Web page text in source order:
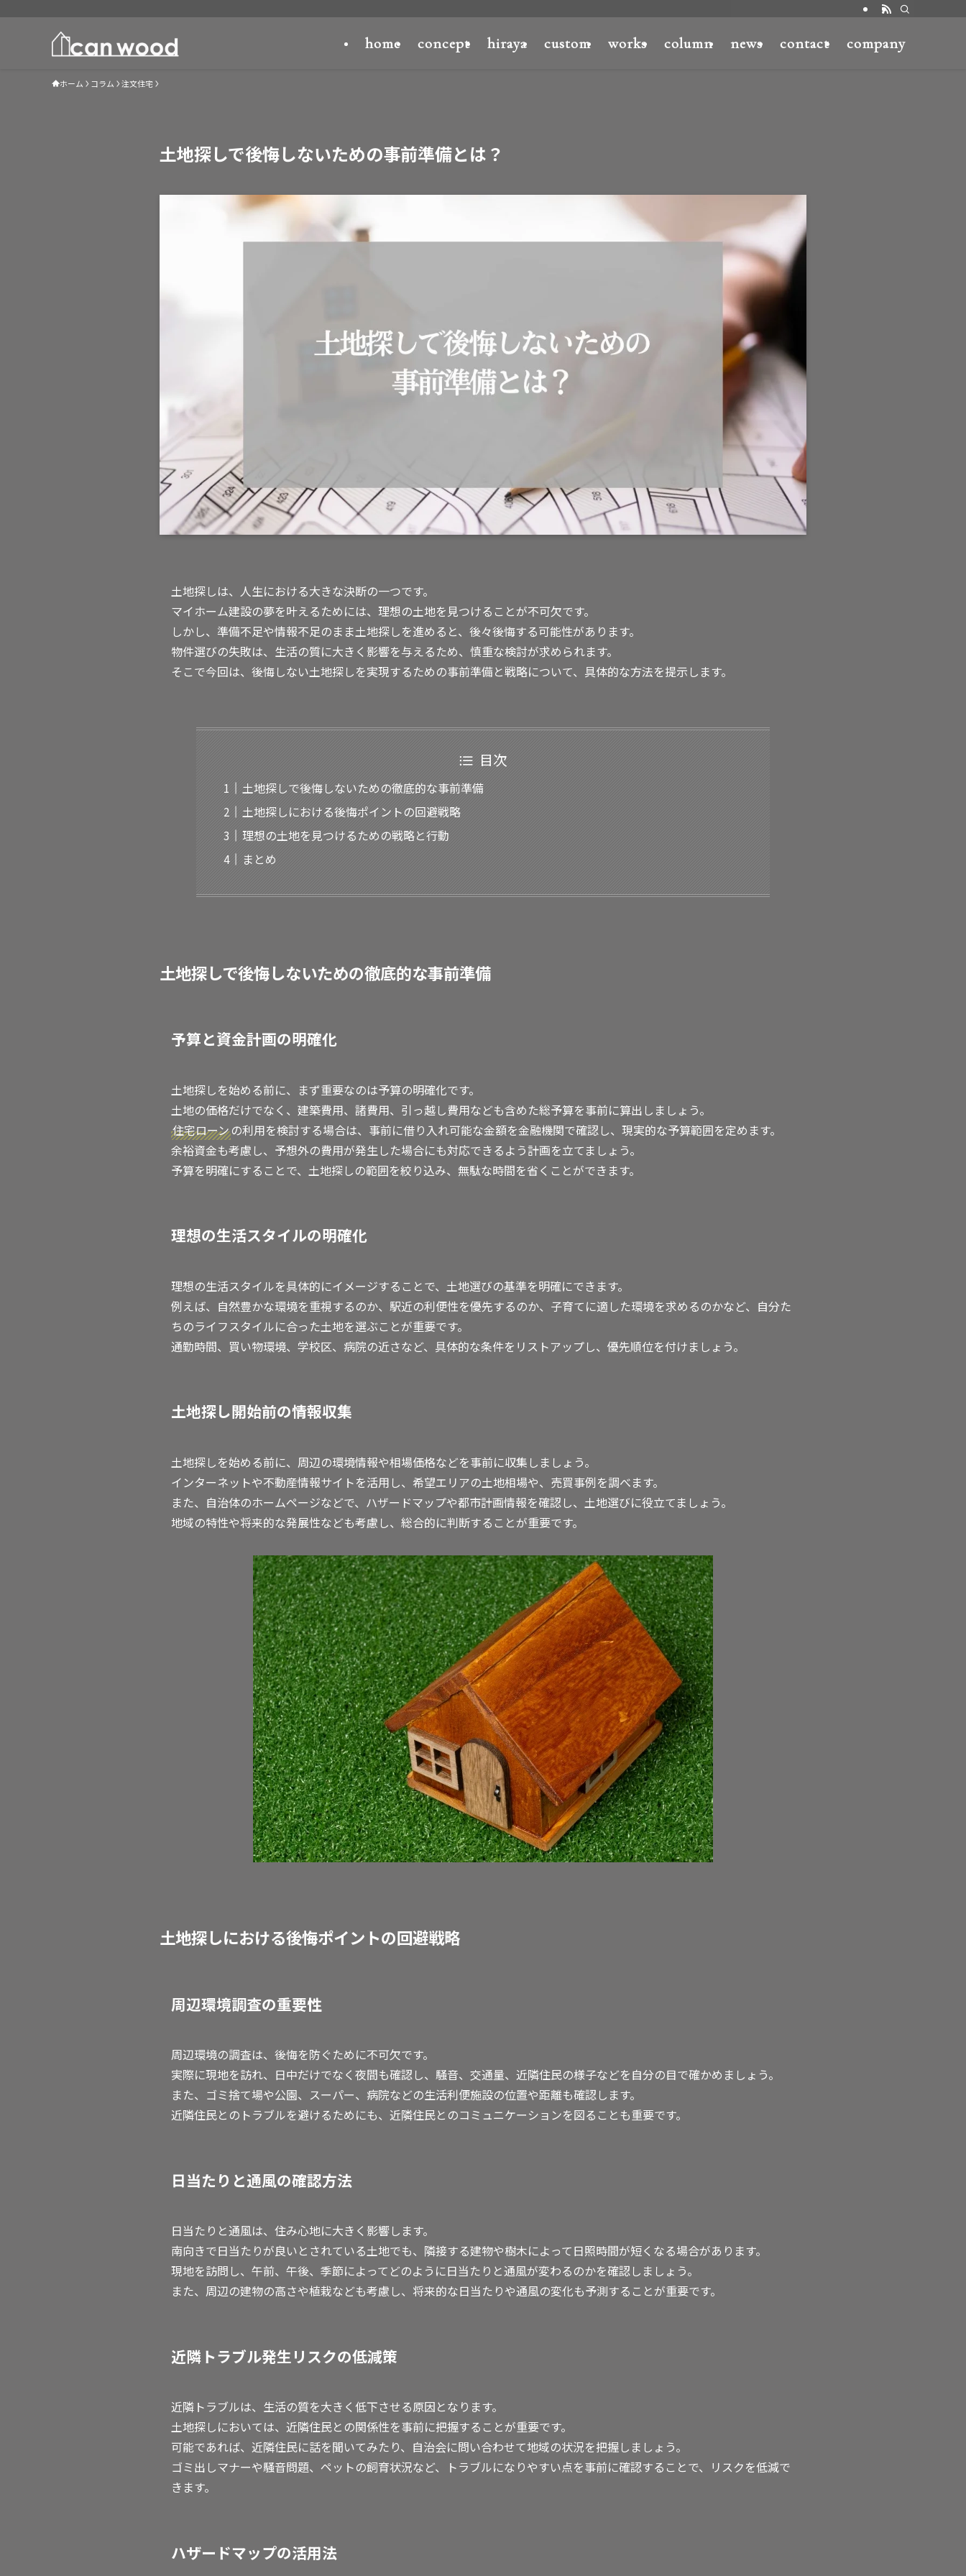
home concept hiraya custom works column news contact company
ホーム コラム 注文住宅
土地探しで後悔しないための事前準備とは？
土地探しは、人生における大きな決断の一つです。
マイホーム建設の夢を叶えるためには、理想の土地を見つけることが不可欠です。
しかし、準備不足や情報不足のまま土地探しを進めると、後々後悔する可能性があります。
物件選びの失敗は、生活の質に大きく影響を与えるため、慎重な検討が求められます。
そこで今回は、後悔しない土地探しを実現するための事前準備と戦略について、具体的な方法を提示します。
目次
土地探しで後悔しないための徹底的な事前準備
土地探しにおける後悔ポイントの回避戦略
理想の土地を見つけるための戦略と行動
まとめ
土地探しで後悔しないための徹底的な事前準備
予算と資金計画の明確化
土地探しを始める前に、まず重要なのは予算の明確化です。
土地の価格だけでなく、建築費用、諸費用、引っ越し費用なども含めた総予算を事前に算出しましょう。
住宅ローンの利用を検討する場合は、事前に借り入れ可能な金額を金融機関で確認し、現実的な予算範囲を定めます。
余裕資金も考慮し、予想外の費用が発生した場合にも対応できるよう計画を立てましょう。
予算を明確にすることで、土地探しの範囲を絞り込み、無駄な時間を省くことができます。
理想の生活スタイルの明確化
理想の生活スタイルを具体的にイメージすることで、土地選びの基準を明確にできます。
例えば、自然豊かな環境を重視するのか、駅近の利便性を優先するのか、子育てに適した環境を求めるのかなど、自分た
ちのライフスタイルに合った土地を選ぶことが重要です。
通勤時間、買い物環境、学校区、病院の近さなど、具体的な条件をリストアップし、優先順位を付けましょう。
土地探し開始前の情報収集
土地探しを始める前に、周辺の環境情報や相場価格などを事前に収集しましょう。
インターネットや不動産情報サイトを活用し、希望エリアの土地相場や、売買事例を調べます。
また、自治体のホームページなどで、ハザードマップや都市計画情報を確認し、土地選びに役立てましょう。
地域の特性や将来的な発展性なども考慮し、総合的に判断することが重要です。
土地探しにおける後悔ポイントの回避戦略
周辺環境調査の重要性
周辺環境の調査は、後悔を防ぐために不可欠です。
実際に現地を訪れ、日中だけでなく夜間も確認し、騒音、交通量、近隣住民の様子などを自分の目で確かめましょう。
また、ゴミ捨て場や公園、スーパー、病院などの生活利便施設の位置や距離も確認します。
近隣住民とのトラブルを避けるためにも、近隣住民とのコミュニケーションを図ることも重要です。
日当たりと通風の確認方法
日当たりと通風は、住み心地に大きく影響します。
南向きで日当たりが良いとされている土地でも、隣接する建物や樹木によって日照時間が短くなる場合があります。
現地を訪問し、午前、午後、季節によってどのように日当たりと通風が変わるのかを確認しましょう。
また、周辺の建物の高さや植栽なども考慮し、将来的な日当たりや通風の変化も予測することが重要です。
近隣トラブル発生リスクの低減策
近隣トラブルは、生活の質を大きく低下させる原因となります。
土地探しにおいては、近隣住民との関係性を事前に把握することが重要です。
可能であれば、近隣住民に話を聞いてみたり、自治会に問い合わせて地域の状況を把握しましょう。
ゴミ出しマナーや騒音問題、ペットの飼育状況など、トラブルになりやすい点を事前に確認することで、リスクを低減で
きます。
ハザードマップの活用法